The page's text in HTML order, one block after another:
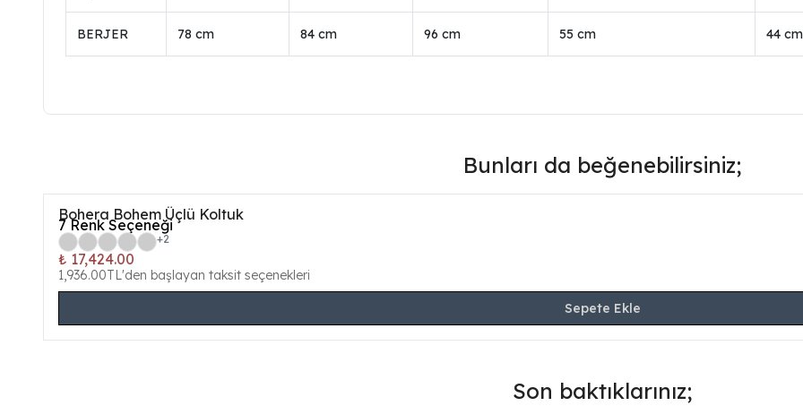
BERJER 78 cm 84 cm 96 cm 55 cm 44 cm
Bunları da beğenebilirsiniz;
Bohera Bohem Üçlü Koltuk
7 Renk Seçeneği
+2
₺ 17,424.00
1,936.00TL'den başlayan taksit seçenekleri
Sepete Ekle
Son baktıklarınız;